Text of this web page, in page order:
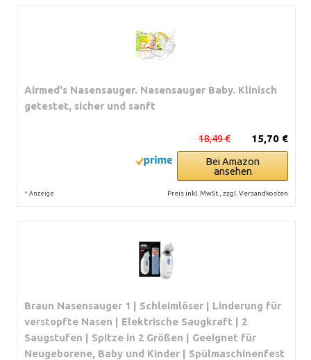
Airmed's Nasensauger. Nasensauger Baby. Klinisch
getestet, sicher und sanft
15,70 €
18,49 €
Bei Amazon
ansehen
* Anzeige Preis inkl. MwSt., zzgl. Versandkosten
Braun Nasensauger 1 | Schleimlöser | Linderung für
verstopfte Nasen | Elektrische Saugkraft | 2
Saugstufen | Spitze in 2 Größen | Geeignet für
Neugeborene, Baby und Kinder | Spülmaschinenfest